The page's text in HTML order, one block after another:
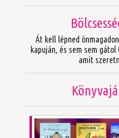
Át kell lépned
kapuján, és sem sem gátol
amit